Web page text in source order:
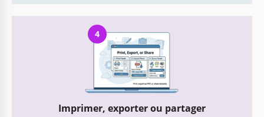
4
Imprimer, exporter ou partager